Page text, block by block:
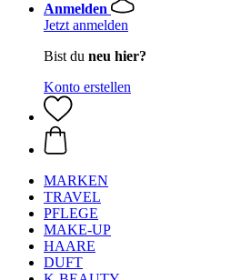
Anmelden
Jetzt anmelden
Bist du neu hier?
Konto erstellen
MARKEN
TRAVEL
PFLEGE
MAKE-UP
HAARE
DUFT